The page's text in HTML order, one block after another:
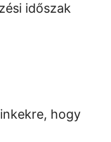
időszak
hogy